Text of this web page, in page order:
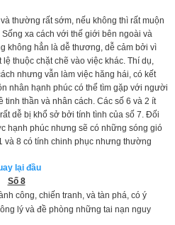
thường rất sớm, nếu không thì rất muộn
xa cách với thế giới bên ngoài và
không hẳn là dễ thương, dễ cảm bởi vì
thuộc chặt chẽ vào việc khác. Thí dụ,
nhưng vẫn làm việc hăng hái, có kết
nhân hạnh phúc có thể tìm gặp với người
tinh thần và nhân cách. Các số 6 và 2 ít
dễ bị khổ sở bởi tính tình của số 7. Đối
hạnh phúc nhưng sẽ có những sóng gió
và 8 có tính chinh phục nhưng thường
lại đầu
Số 8
công, chiến tranh, và tàn phá, có ý
lý và đề phòng những tai nạn nguy